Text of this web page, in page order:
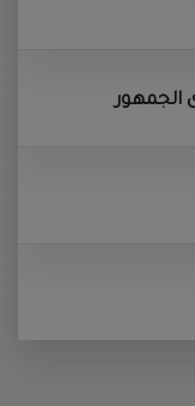
الجمهور
בצ׳אט באתר.
אתה ניגש מידע,
זה נאסף באופן
באתר, נאסף מידע